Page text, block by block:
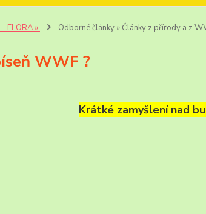
- FLORA » Odborné články » Články z přírody a z
WWF ?
Krátké zamyšlení nad